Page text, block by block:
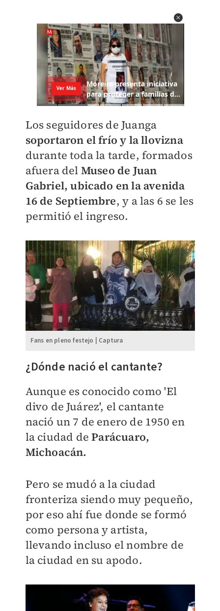
Los seguidores de Juanga
soportaron el frío y la llovizna
durante toda la tarde, formados
afuera del Museo de Juan
Gabriel, ubicado en la avenida
16 de Septiembre, y a las 6 se les
permitió el ingreso.
Fans en pleno festejo | Captura
¿Dónde nació el cantante?
Aunque es conocido como 'El
divo de Juárez', el cantante
nació un 7 de enero de 1950 en
la ciudad deParácuaro,
Michoacán.
Pero se mudó a la ciudad
fronteriza siendo muy pequeño,
por eso ahí fue donde se formó
como persona y artista,
llevando incluso el nombre de
la ciudad en su apodo.